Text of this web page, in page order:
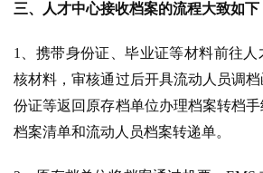
三、人才中心接收档案的流程大致如下
1、携带身份证、毕业证等材料前往
核材料，审核通过后开具流动人员调
份证等返回原存档单位办理档案转档
档案清单和流动人员档案转递单。